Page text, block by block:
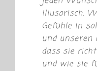
illusorisch.
Gefühle in
und
dass sie
und wie sie